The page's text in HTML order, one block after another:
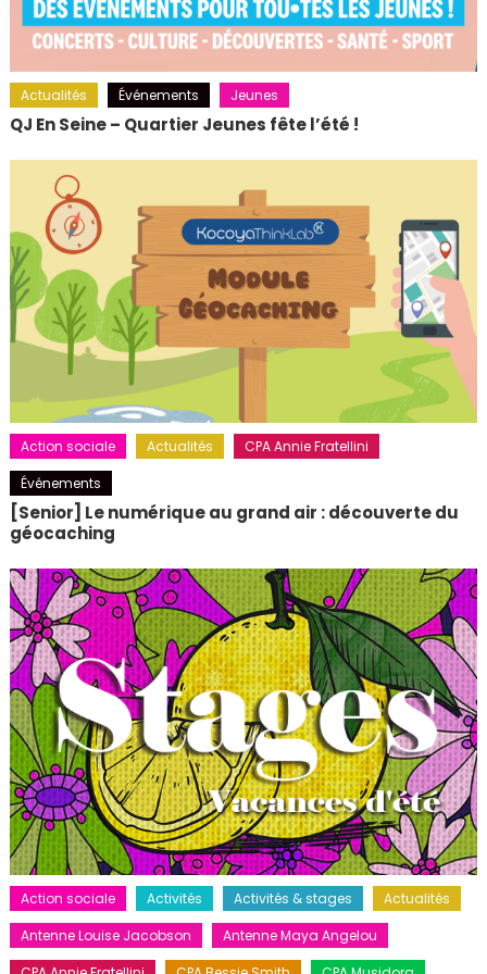
Actualités Événements Jeunes
QJ En Seine – Quartier Jeunes fête l’été !
Action sociale Actualités
CPA Annie Fratellini
Événements
[Senior] Le numérique au grand air : découverte du
géocaching
Action sociale Activités Activités & stages
Actualités
Antenne Louise Jacobson
Antenne Maya Angelou